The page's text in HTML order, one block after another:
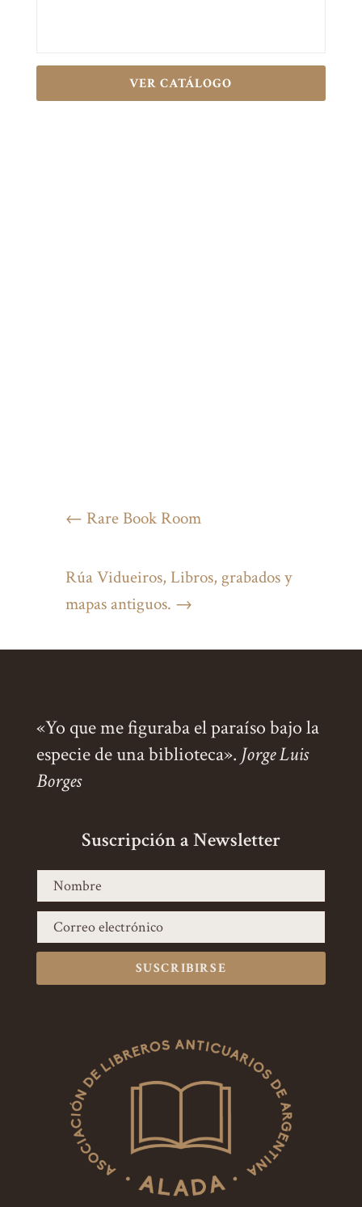
VER CATÁLOGO
← Rare Book Room
Rúa Vidueiros, Libros, grabados y
mapas antiguos. →
«Yo que me figuraba el paraíso bajo la
especie de una biblioteca». Jorge Luis
Borges
Suscripción a Newsletter
SUSCRIBIRSE